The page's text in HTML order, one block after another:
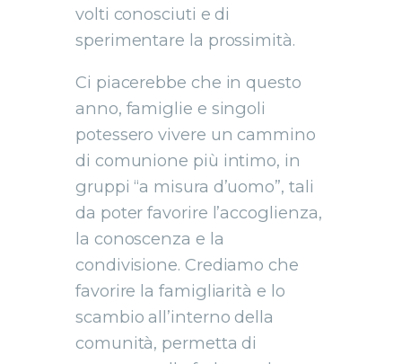
volti conosciuti e di
sperimentare la prossimità.
Ci piacerebbe che in questo
anno, famiglie e singoli
potessero vivere un cammino
di comunione più intimo, in
gruppi “a misura d’uomo”, tali
da poter favorire l’accoglienza,
la conoscenza e la
condivisione. Crediamo che
favorire la famigliarità e lo
scambio all’interno della
comunità, permetta di